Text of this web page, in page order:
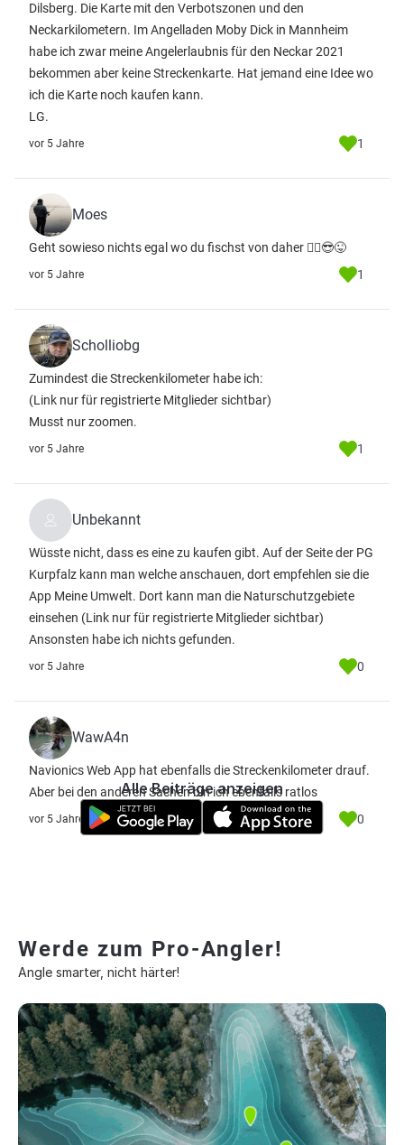
Dilsberg. Die Karte mit den Verbotszonen und den
Neckarkilometern. Im Angelladen Moby Dick in Mannheim
habe ich zwar meine Angelerlaubnis für den Neckar 2021
bekommen aber keine Streckenkarte. Hat jemand eine Idee wo
ich die Karte noch kaufen kann.
LG.
vor 5 Jahre 1
Moes
Geht sowieso nichts egal wo du fischst von daher 🤷‍♂️😎😜
vor 5 Jahre 1
Scholliobg
Zumindest die Streckenkilometer habe ich:
(Link nur für registrierte Mitglieder sichtbar)
Musst nur zoomen.
vor 5 Jahre 1
Unbekannt
Wüsste nicht, dass es eine zu kaufen gibt. Auf der Seite der PG
Kurpfalz kann man welche anschauen, dort empfehlen sie die
App Meine Umwelt. Dort kann man die Naturschutzgebiete
einsehen (Link nur für registrierte Mitglieder sichtbar)
Ansonsten habe ich nichts gefunden.
vor 5 Jahre 0
WawA4n
Navionics Web App hat ebenfalls die Streckenkilometer drauf.
Aber bei den anderen Sachen bin ich ebenfalls ratlos
vor 5 Jahre 0
Alle Beiträge anzeigen
Werde zum Pro-Angler!
Angle smarter, nicht härter!